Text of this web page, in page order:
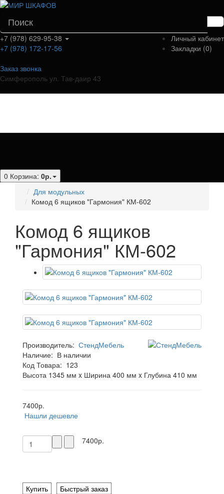
Личный кабинет
Закладки (0)
+7 (978) 629-95-38
+7 (978) 172-17-56
Заказ звонка
Симферополь ул. Тав-даир 43
0 Корзина: 0р.
Для модульных
Комод 6 ящиков "Гармония" КМ-602
Комод 6 ящиков
"Гармония" КМ-602
Производитель: СтендМебель
Наличие: В наличии
Код Товара: 123
Высота 1345 мм x Ширина 400 мм x Глубина 410 мм
7400р.
Нашли дешевле
7400р.
Купить
Быстрый заказ